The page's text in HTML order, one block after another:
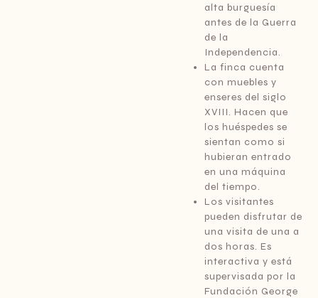
alta burguesía
antes de la Guerra
de la
Independencia.
La finca cuenta
con muebles y
enseres del siglo
XVIII. Hacen que
los huéspedes se
sientan como si
hubieran entrado
en una máquina
del tiempo.
Los visitantes
pueden disfrutar de
una visita de una a
dos horas. Es
interactiva y está
supervisada por la
Fundación George